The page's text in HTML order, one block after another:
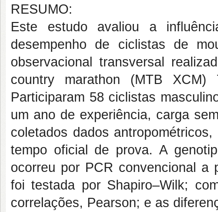
RESUMO:
Este estudo avaliou a
desempenho de ciclistas de
observacional transversal
country marathon (MTB
Participaram 58 ciclistas
um ano de experiência, carga
coletados dados
tempo oficial de prova. A
ocorreu por PCR convencional a
foi testada por Shapiro–Wilk;
correlações, Pearson; e as